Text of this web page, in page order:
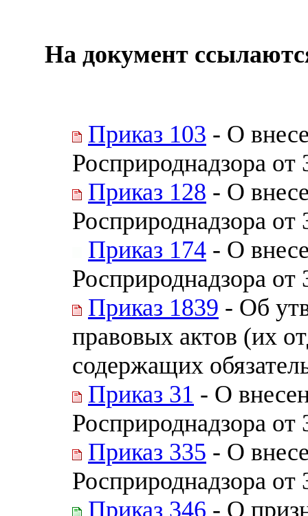
На документ
Приказ 103 - О
Росприроднадзора
Приказ 128 - О
Росприроднадзора
Приказ 174 - О
Росприроднадзора
Приказ 1839 - Об
правовых актов (их
содержащих
Приказ 31 - О
Росприроднадзора
Приказ 335 - О
Росприроднадзора
Приказ 346 - О